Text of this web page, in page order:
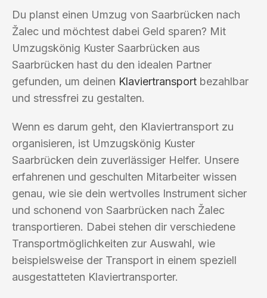
Du planst einen Umzug von Saarbrücken nach
Žalec und möchtest dabei Geld sparen? Mit
Umzugskönig Kuster Saarbrücken aus
Saarbrücken hast du den idealen Partner
gefunden, um deinen Klaviertransport bezahlbar
und stressfrei zu gestalten.
Wenn es darum geht, den Klaviertransport zu
organisieren, ist Umzugskönig Kuster
Saarbrücken dein zuverlässiger Helfer. Unsere
erfahrenen und geschulten Mitarbeiter wissen
genau, wie sie dein wertvolles Instrument sicher
und schonend von Saarbrücken nach Žalec
transportieren. Dabei stehen dir verschiedene
Transportmöglichkeiten zur Auswahl, wie
beispielsweise der Transport in einem speziell
ausgestatteten Klaviertransporter.